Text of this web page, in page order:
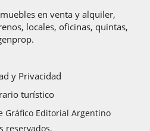
en venta y alquiler,
locales, oficinas, quintas,
y Privacidad
turístico
Gráfico Editorial Argentino
reservados.